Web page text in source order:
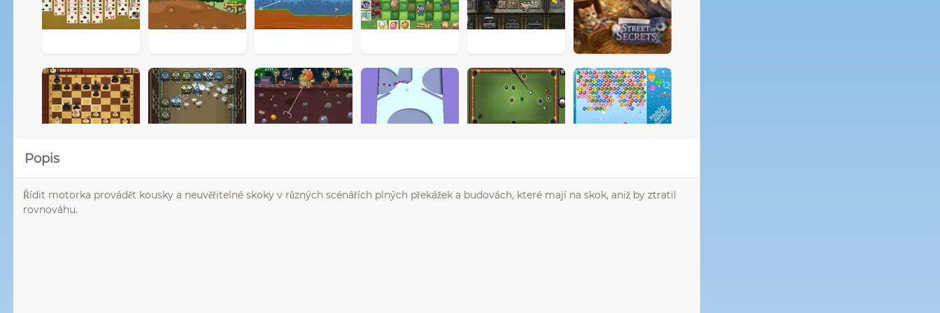
Popis
Řídit motorka provádět kousky a neuvěřitelné skoky v různých scénářích plných překážek a budovách, které mají na skok, aniž by ztratil
rovnováhu.